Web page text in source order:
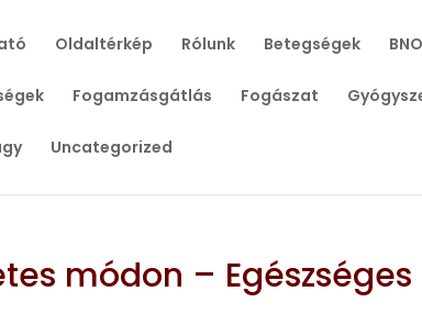
Oldaltérkép Rólunk Betegségek
Fogamzásgátlás Fogászat
Uncategorized
módon – Egészséges